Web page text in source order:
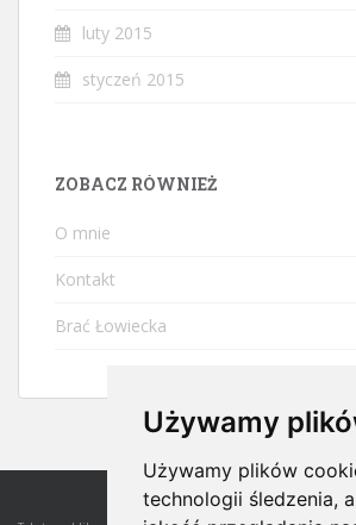
Używamy
Używamy plików
technologii śledzenia,
luty 2015
styczeń 2015
ZOBACZ RÓWNIEŻ
O mnie
Kontakt
Brać Łowiecka